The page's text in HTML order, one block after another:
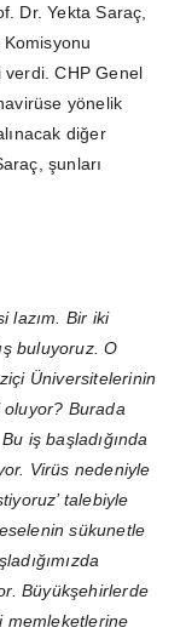
Dr. Yekta Saraç,
verdi. CHP Genel
yönelik
diğer
şunları
lazım. Bir iki
buluyoruz. O
Üniversitelerinin
Burada
iş başladığında
Virüs nedeniyle
talebiyle
sükunetle
Büyükşehirlerde
memleketlerine